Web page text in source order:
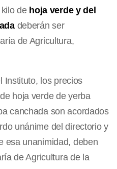
de hoja verde y del
deberán ser
de Agricultura,
Instituto, los precios
hoja verde de yerba
canchada son acordados
unánime del directorio y
esa unanimidad, deben
de Agricultura de la